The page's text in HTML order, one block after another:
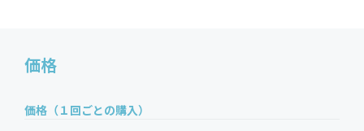
価格
価格（１回ごとの購入）